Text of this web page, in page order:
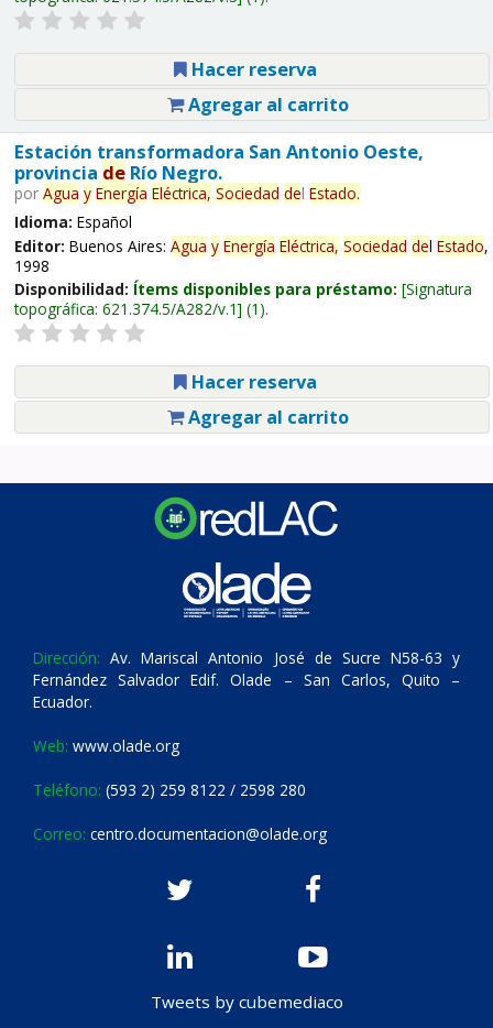
Hacer reserva
Agregar al carrito
Estación transformadora San Antonio Oeste,
provincia deRío Negro.
por Agua y Energía Eléctrica, Sociedad del Estado.
Idioma: Español
Editor: Buenos Aires: Agua y Energía Eléctrica, Sociedad del Estado,
1998
Disponibilidad: Ítems disponibles para préstamo: Signatura
topográfica: 621.374.5/A282/v.1 (1).
Hacer reserva
Agregar al carrito
Dirección: Av. Mariscal Antonio José de Sucre N58-63 y
Fernández Salvador Edif. Olade – San Carlos, Quito –
Ecuador.
Web: www.olade.org
Teléfono: (593 2) 259 8122 / 2598 280
Correo: centro.documentacion@olade.org
Tweets by cubemediaco